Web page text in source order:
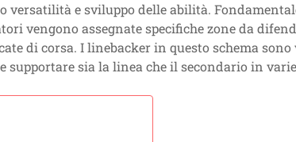
versatilità e sviluppo delle abilità.
vengono assegnate specifiche zone da
di corsa. I linebacker in questo schema sono
supportare sia la linea che il secondario in